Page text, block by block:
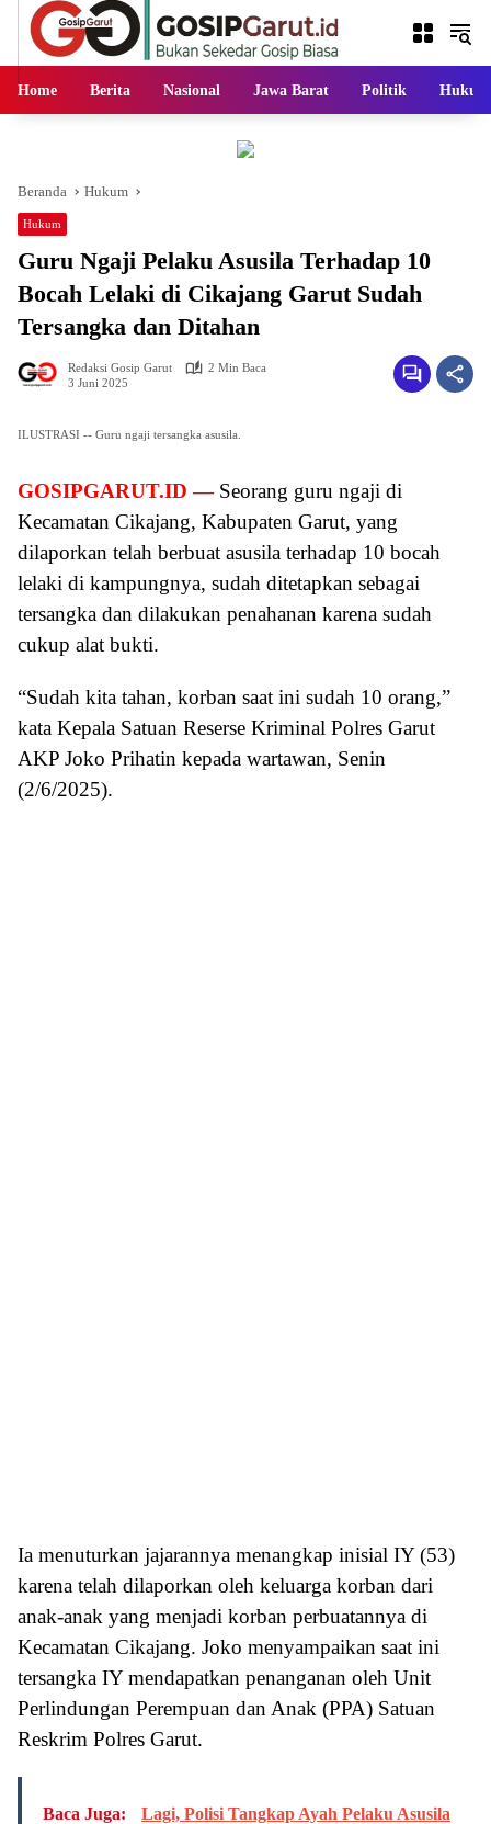
Langsung
Home Berita Nasional Jawa Barat Politik Hukum
Beranda Hukum
Hukum
Guru Ngaji Pelaku Asusila Terhadap 10
Bocah Lelaki di Cikajang Garut Sudah
Tersangka dan Ditahan
Redaksi Gosip Garut
2 Min Baca
3 Juni 2025
ILUSTRASI -- Guru ngaji tersangka asusila.
GOSIPGARUT.ID — Seorang guru ngaji di
Kecamatan Cikajang, Kabupaten Garut, yang
dilaporkan telah berbuat asusila terhadap 10 bocah
lelaki di kampungnya, sudah ditetapkan sebagai
tersangka dan dilakukan penahanan karena sudah
cukup alat bukti.
“Sudah kita tahan, korban saat ini sudah 10 orang,”
kata Kepala Satuan Reserse Kriminal Polres Garut
AKP Joko Prihatin kepada wartawan, Senin
(2/6/2025).
Ia menuturkan jajarannya menangkap inisial IY (53)
karena telah dilaporkan oleh keluarga korban dari
anak-anak yang menjadi korban perbuatannya di
Kecamatan Cikajang. Joko menyampaikan saat ini
tersangka IY mendapatkan penanganan oleh Unit
Perlindungan Perempuan dan Anak (PPA) Satuan
Reskrim Polres Garut.
Baca Juga:
Lagi, Polisi Tangkap Ayah Pelaku Asusila